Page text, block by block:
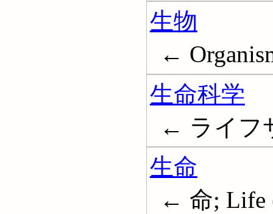
生物
←
生命科学
← ライフ
生命
← 命; Life